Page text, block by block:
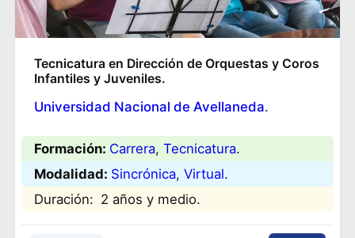
Tecnicatura en Dirección de Orquestas y Coros
Infantiles y Juveniles.
Universidad Nacional de Avellaneda.
Formación: Carrera, Tecnicatura.
Modalidad: Sincrónica, Virtual.
Duración: 2 años y medio.